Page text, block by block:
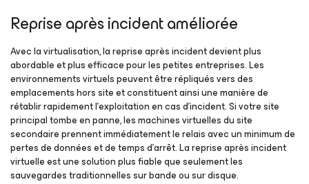
Reprise après incident améliorée
Avec la virtualisation, la reprise après incident devient plus
abordable et plus efficace pour les petites entreprises. Les
environnements virtuels peuvent être répliqués vers des
emplacements hors site et constituent ainsi une manière de
rétablir rapidement l’exploitation en cas d’incident. Si votre site
principal tombe en panne, les machines virtuelles du site
secondaire prennent immédiatement le relais avec un minimum de
pertes de données et de temps d’arrêt. La reprise après incident
virtuelle est une solution plus fiable que seulement les
sauvegardes traditionnelles sur bande ou sur disque.